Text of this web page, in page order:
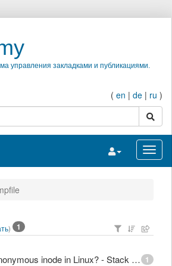
управления закладками и публикациями.
( en | de | ru )
поиск
Переключить
) 1
1
epoll - What is an anonymous inode in Linux? - Stack Overflow